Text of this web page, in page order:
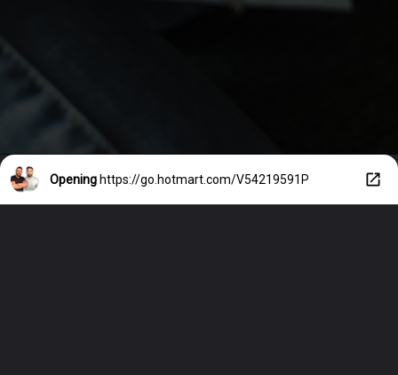
Opening https://go.hotmart.com/V54219591P